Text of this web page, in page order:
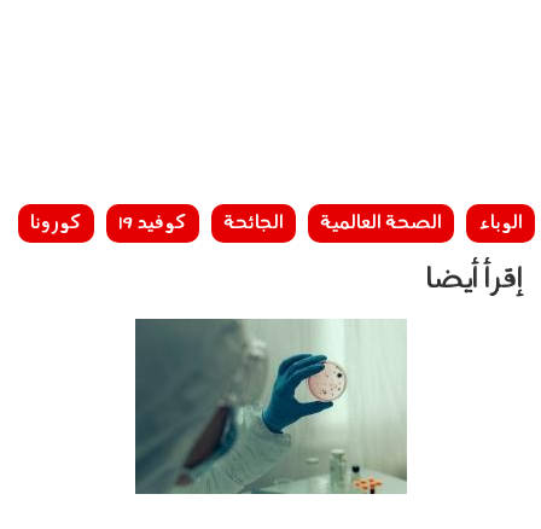
الوباء الصحة العالمية الجائحة كوفيد 19 كورونا
إقرأ أيضا